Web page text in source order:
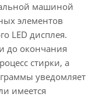
машиной
элементов
LED дисплея.
до окончания
стирки, а
уведомляет
имеется